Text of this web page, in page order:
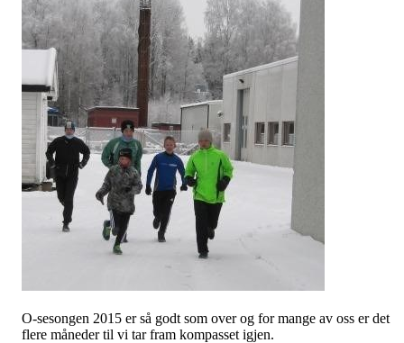
O-sesongen 2015 er så godt som over og for mange av oss er det
flere måneder til vi tar fram kompasset igjen.